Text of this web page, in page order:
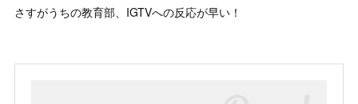
さすがうちの教育部、IGTVへの反応が早い！